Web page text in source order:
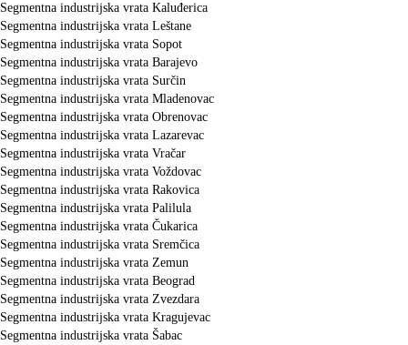
Segmentna industrijska vrata Kaluđerica
Segmentna industrijska vrata Leštane
Segmentna industrijska vrata Sopot
Segmentna industrijska vrata Barajevo
Segmentna industrijska vrata Surčin
Segmentna industrijska vrata Mladenovac
Segmentna industrijska vrata Obrenovac
Segmentna industrijska vrata Lazarevac
Segmentna industrijska vrata Vračar
Segmentna industrijska vrata Voždovac
Segmentna industrijska vrata Rakovica
Segmentna industrijska vrata Palilula
Segmentna industrijska vrata Čukarica
Segmentna industrijska vrata Sremčica
Segmentna industrijska vrata Zemun
Segmentna industrijska vrata Beograd
Segmentna industrijska vrata Zvezdara
Segmentna industrijska vrata Kragujevac
Segmentna industrijska vrata Šabac